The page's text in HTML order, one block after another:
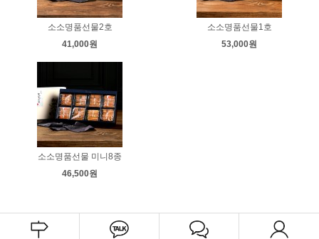
소소명품선물2호
41,000원
소소명품선물1호
53,000원
소소명품선물 미니8종
46,500원